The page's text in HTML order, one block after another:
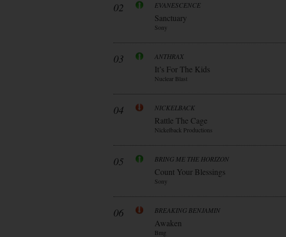
02 EVANESCENCE
Sanctuary
Sony
03 ANTHRAX
It’s For The Kids
Nuclear Blast
04 NICKELBACK
Rattle The Cage
Nickelback Productions
05 BRING ME THE HORIZON
Count Your Blessings
Sony
06 BREAKING BENJAMIN
Awaken
Bmg